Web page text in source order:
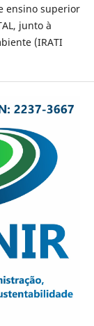
ensino superior
junto à
(IRATI